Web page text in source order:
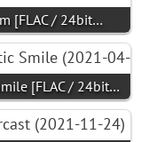
[FLAC / 24bit…
[FLAC / 24bit…